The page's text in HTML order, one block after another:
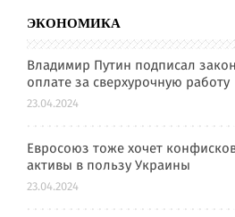
ЭКОНОМИКА
Владимир Путин подписал
оплате за сверхурочную работу
23.04.2024
Евросоюз тоже хочет
активы в пользу Украины
23.04.2024